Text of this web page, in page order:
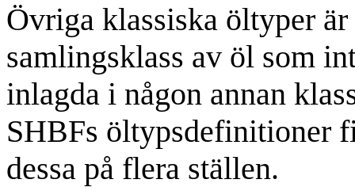
Övriga klassiska öltyper är
samlingsklass av öl som
inlagda i någon annan
SHBFs öltypsdefinitioner
dessa på flera ställen.